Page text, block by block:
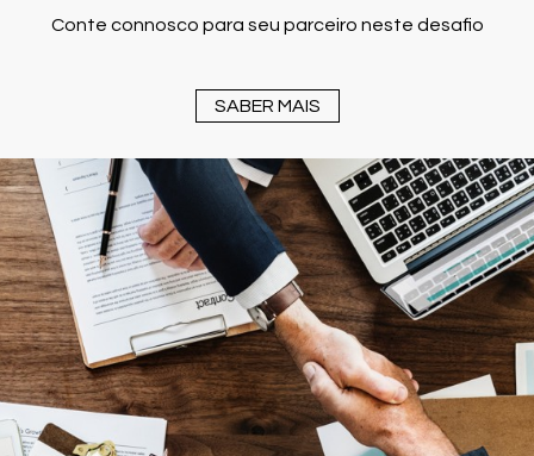
Conte connosco para seu parceiro neste desafio
SABER MAIS